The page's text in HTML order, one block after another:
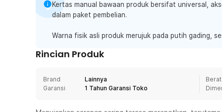
Toko Jakarta Barat
Senin -
Toko Jakarta Utara
Toko Tangerang
Senin -
Senin - Jumat
Kertas manual bawaan produk bersifat universal,
dalam paket pembelian.
Warna fisik asli produk merujuk pada putih gading,
Rincian Produk
Brand
Lainnya
Garansi
1 Tahun Garansi Toko